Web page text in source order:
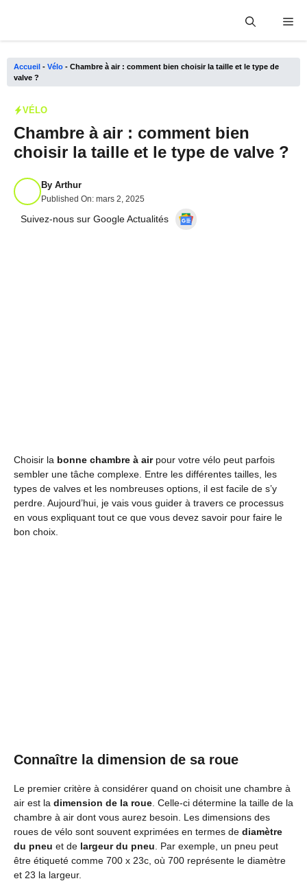
Accueil - Vélo - Chambre à air : comment bien choisir la taille et le type de
valve ?
VÉLO
Chambre à air : comment bien
choisir la taille et le type de valve ?
By Arthur
Published On: mars 2, 2025
Suivez-nous sur Google Actualités
Choisir la bonne chambre à airpour votre vélo peut parfois
sembler une tâche complexe. Entre les différentes tailles, les
types de valves et les nombreuses options, il est facile de s’y
perdre. Aujourd’hui, je vais vous guider à travers ce processus
en vous expliquant tout ce que vous devez savoir pour faire le
bon choix.
Connaître la dimension de sa roue
Le premier critère à considérer quand on choisit une chambre à
air est la dimension de la roue . Celle-ci détermine la taille de la
chambre à air dont vous aurez besoin. Les dimensions des
roues de vélo sont souvent exprimées en termes de diamètre
du pneu et de largeur du pneu . Par exemple, un pneu peut
être étiqueté comme 700 x 23c, où 700 représente le diamètre
et 23 la largeur.